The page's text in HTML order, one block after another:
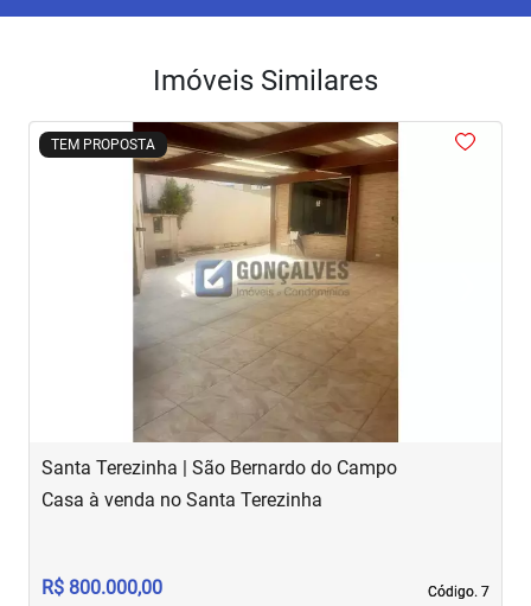
Imóveis Similares
TEM PROPOSTA
<<<<
Previous
Santa Terezinha | São Bernardo do Campo
Código. 7
Código. 7
Casa à venda no Santa Terezinha
R$ 800.000,00